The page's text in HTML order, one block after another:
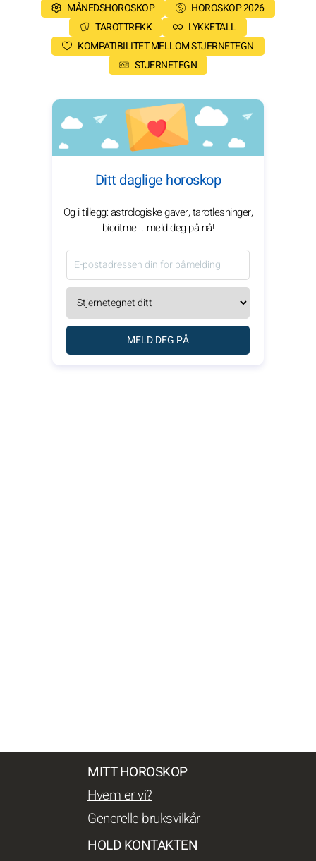
MÅNEDSHOROSKOP
HOROSKOP 2026
TAROTTREKK
LYKKETALL
KOMPATIBILITET MELLOM STJERNETEGN
STJERNETEGN
Ditt daglige horoskop
Og i tillegg: astrologiske gaver, tarotlesninger,
bioritme... meld deg på nå!
MELD DEG PÅ
MITT HOROSKOP
Hvem er vi?
Generelle bruksvilkår
HOLD KONTAKTEN